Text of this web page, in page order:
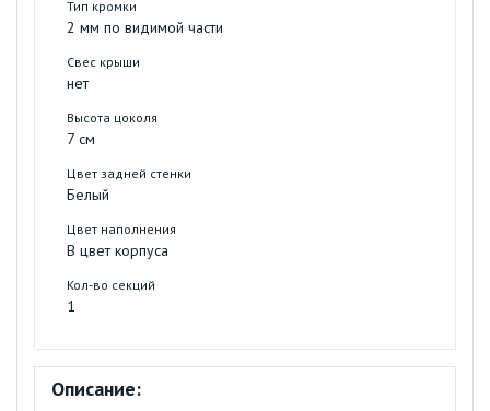
Тип кромки
2 мм по видимой части
Свес крыши
нет
Высота цоколя
7 см
Цвет задней стенки
Белый
Цвет наполнения
В цвет корпуса
Кол-во секций
1
Описание: